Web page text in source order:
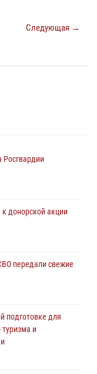
Следующая →
донорской акции
передали свежие
подготовке для
туризма и